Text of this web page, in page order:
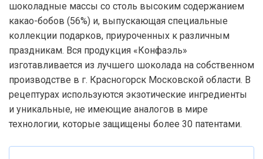
шоколадные массы со столь высоким содержанием
какао-бобов (56%) и, выпускающая специальные
коллекции подарков, приуроченных к различным
праздникам. Вся продукция «Конфаэль»
изготавливается из лучшего шоколада на собственном
производстве в г. Красногорск Московской области. В
рецептурах используются экзотические ингредиенты
и уникальные, не имеющие аналогов в мире
технологии, которые защищены более 30 патентами.